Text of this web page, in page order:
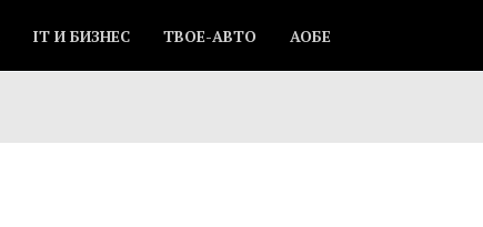
IT И БИЗНЕС ТВОЕ-АВТО АОБЕ